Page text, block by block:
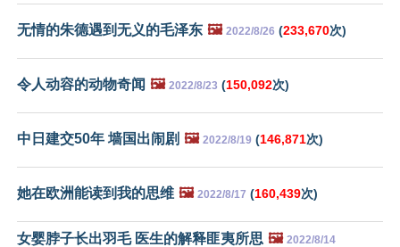
无情的朱德遇到无义的毛泽东 🖼️ 2022/8/26 (233,670次)
令人动容的动物奇闻 🖼️ 2022/8/23 (150,092次)
中日建交50年 墙国出闹剧 🖼️ 2022/8/19 (146,871次)
她在欧洲能读到我的思维 🖼️ 2022/8/17 (160,439次)
女婴脖子长出羽毛 医生的解释匪夷所思 🖼️ 2022/8/14